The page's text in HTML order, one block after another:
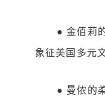
● 金佰莉
象征美国多元
● 曼侬的